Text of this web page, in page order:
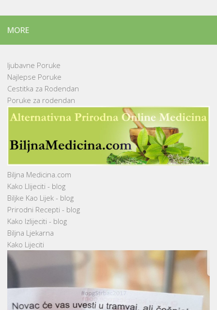
MORE
ljubavne Poruke
Najlepse Poruke
Cestitka za Rodendan
Poruke za rodendan
Biljna Medicina.com
Kako Llijeciti - blog
Biljke Kao Lijek - blog
Prirodni Recepti - blog
Kako Izlijeciti - blog
Biljna Ljekarna
Kako Lijeciti